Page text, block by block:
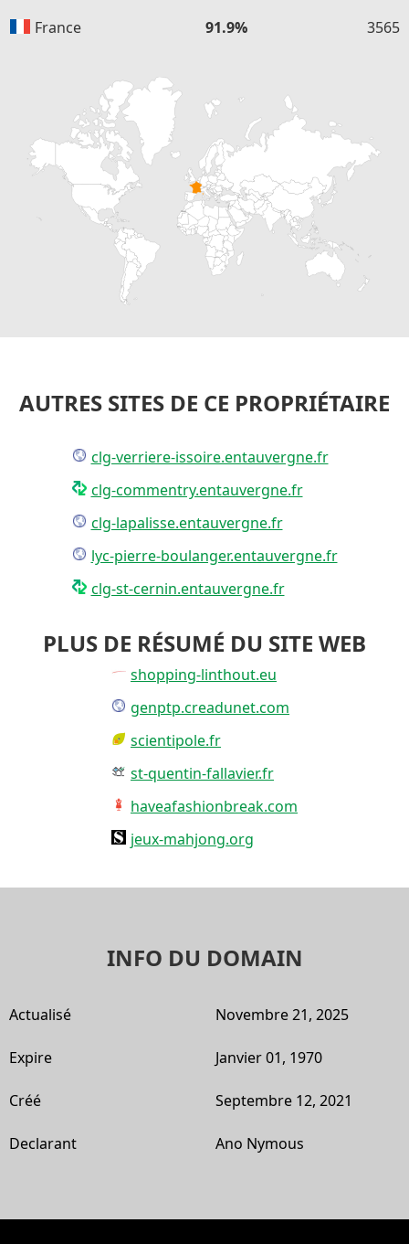
France 91.9% 3565
AUTRES SITES DE CE PROPRIÉTAIRE
clg-verriere-issoire.entauvergne.fr
clg-commentry.entauvergne.fr
clg-lapalisse.entauvergne.fr
lyc-pierre-boulanger.entauvergne.fr
clg-st-cernin.entauvergne.fr
PLUS DE RÉSUMÉ DU SITE WEB
shopping-linthout.eu
genptp.creadunet.com
scientipole.fr
st-quentin-fallavier.fr
haveafashionbreak.com
jeux-mahjong.org
INFO DU DOMAIN
Actualisé Novembre 21, 2025
Expire Janvier 01, 1970
Créé Septembre 12, 2021
Declarant Ano Nymous